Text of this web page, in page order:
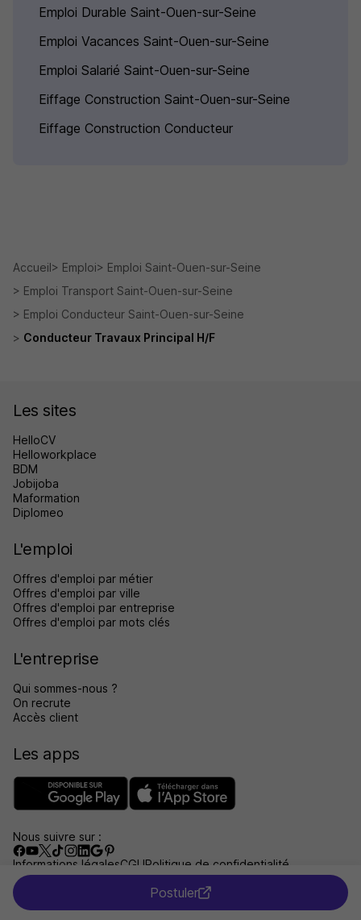
Postuler
Emploi Durable Saint-Ouen-sur-Seine
Emploi Vacances Saint-Ouen-sur-Seine
Emploi Salarié Saint-Ouen-sur-Seine
Eiffage Construction Saint-Ouen-sur-Seine
Eiffage Construction Conducteur
Accueil Emploi
Emploi Saint-Ouen-sur-Seine
Emploi Transport Saint-Ouen-sur-Seine
Emploi Conducteur Saint-Ouen-sur-Seine
Conducteur Travaux Principal H/F
Les sites
HelloCV
Helloworkplace
BDM
Jobijoba
Maformation
Diplomeo
L'emploi
Offres d'emploi par métier
Offres d'emploi par ville
Offres d'emploi par entreprise
Offres d'emploi par mots clés
L'entreprise
Qui sommes-nous ?
On recrute
Accès client
Les apps
Nous suivre sur :
Informations légalesCGUPolitique de confidentialité
Gérer les traceursAccessibilité : non conforme
Aide et contact